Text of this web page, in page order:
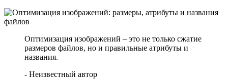
Оптимизация изображений – это не только сжатие
размеров файлов, но и правильные атрибуты и
названия.
- Неизвестный автор